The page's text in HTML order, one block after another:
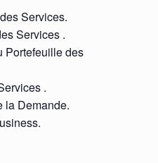
Services.
Services .
Portefeuille des
.
la Demande.